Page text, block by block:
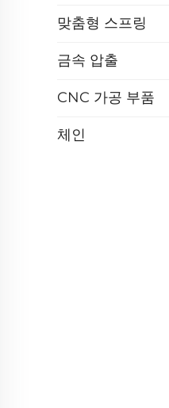
맞춤형 스프링
금속 압출
CNC 가공 부품
체인